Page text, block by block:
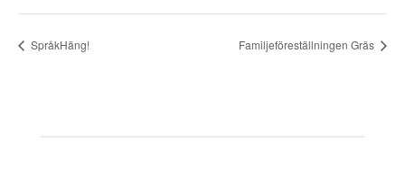
SpråkHäng! Familjeföreställningen Gräs